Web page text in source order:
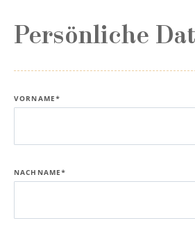
Persönliche
VORNAME*
NACHNAME*